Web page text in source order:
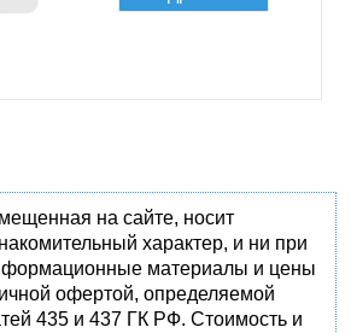
на сайте, носит
характер, и ни при
материалы и цены
офертой, определяемой
435 и 437 ГК РФ. Стоимость и